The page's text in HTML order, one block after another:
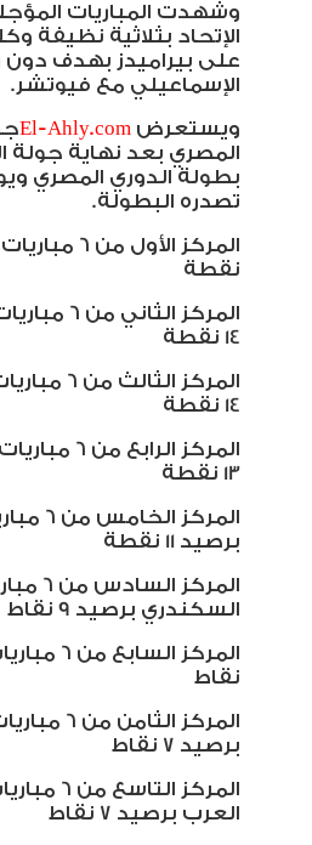
وشهدت المباريات
الإتحاد بثلاثية نظيفة
على بيراميدز بهدف دون
الإسماعيلي مع فيوتشر.
ويستعرض El-Ahly.com
المصري بعد نهاية جولة
بطولة الدوري المصري
تصدره البطولة.
نقطة
المركز
14 نقطة
المركز
14 نقطة
المركز
13 نقطة
المركز
برصيد 11 نقطة
المركز
السكندري برصيد 9 نقاط
نقاط
المركز
برصيد 7 نقاط
المركز
العرب برصيد 7 نقاط